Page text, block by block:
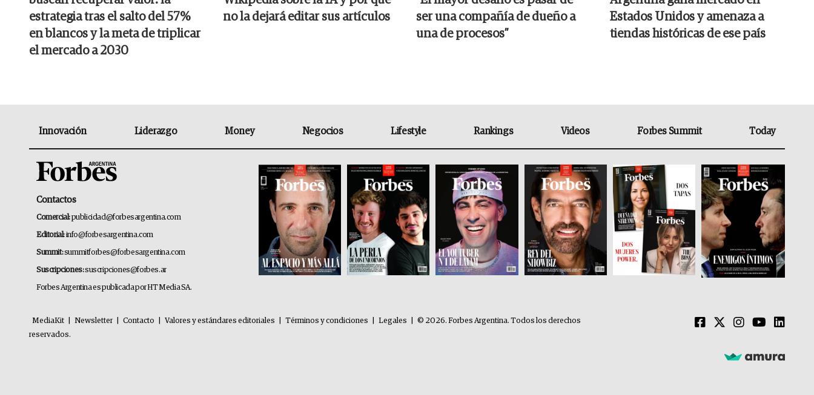
estrategia tras el salto del 57%
en blancos y la meta de triplicar
el mercado a 2030
no la dejará editar sus artículos
ser una compañía de dueño a
una de procesos”
Estados Unidos y amenaza a
tiendas históricas de ese país
Innovación Liderazgo Money Negocios Lifestyle Rankings Videos Forbes Summit Today
Contactos
Comercial:publicidad@forbesargentina.com
Editorial:info@forbesargentina.com
Summit:summitforbes@forbesargentina.com
Suscripciones:suscripciones@forbes.ar
Forbes Argentina es publicada por HT Media SA.
MediaKit Newsletter Contacto Valores y estándares editoriales Términos y condiciones Legales
© 2026. Forbes Argentina. Todos los derechos
reservados.